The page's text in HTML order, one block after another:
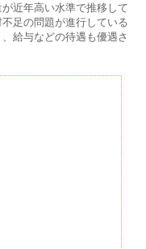
近年高い水準で推移して
足の問題が進行している
給与などの待遇も優遇さ